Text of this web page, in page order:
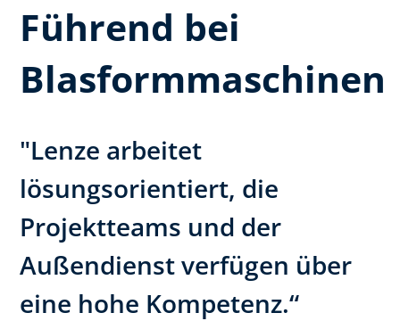
Führend bei
Blasformmaschinen
"Lenze arbeitet
lösungsorientiert, die
Projektteams und der
Außendienst verfügen über
eine hohe Kompetenz.“